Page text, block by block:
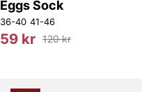
Eggs Sock
36-40 41-46
59 kr 120 kr